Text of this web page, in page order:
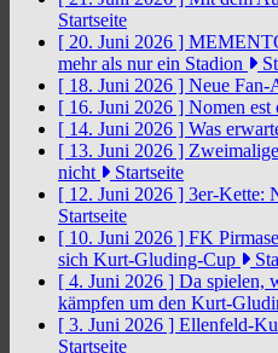
Startseite
[ 20. Juni 2026 ]
mehr als nur ein Stadion
[ 18. Juni 2026 ] Neue Fan-
[ 16. Juni 2026 ] Nomen est
[ 14. Juni 2026 ] Was
[ 13. Juni 2026 ]
nicht
Startseite
[ 12. Juni 2026 ] 3er-Kette:
Startseite
[ 10. Juni 2026 ] FK
sich Kurt-Gluding-Cup
[ 4. Juni 2026 ] Da spielen,
kämpfen um den Kurt-
[ 3. Juni 2026 ] Ellenfeld-
Startseite